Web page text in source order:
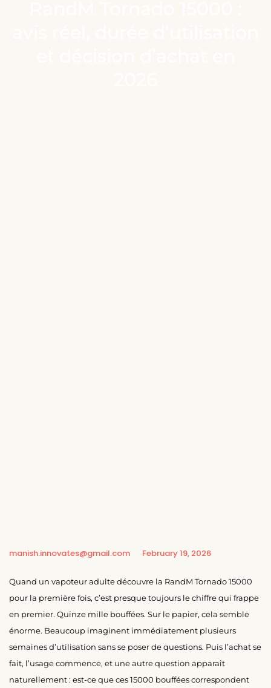
manish.innovates@gmail.com February 19, 2026
Quand un vapoteur adulte découvre la RandM Tornado 15000
pour la première fois, c’est presque toujours le chiffre qui frappe
en premier. Quinze mille bouffées. Sur le papier, cela semble
énorme. Beaucoup imaginent immédiatement plusieurs
semaines d’utilisation sans se poser de questions. Puis l’achat se
fait, l’usage commence, et une autre question apparaît
naturellement : est-ce que ces 15000 bouffées correspondent